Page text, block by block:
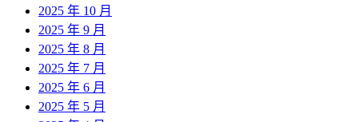
2025 年 10 月
2025 年 9 月
2025 年 8 月
2025 年 7 月
2025 年 6 月
2025 年 5 月